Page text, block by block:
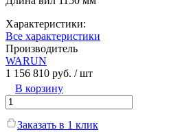
Характеристики:
Все характеристики
Производитель
WARUN
1 156 810 руб. / шт
В корзину
Заказать в 1 клик